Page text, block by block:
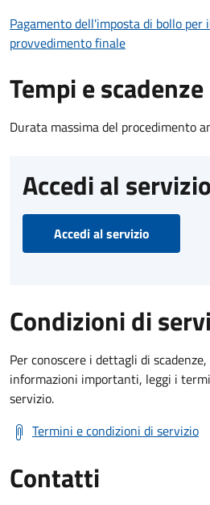
Pagamento dell'imposta di bollo per
provvedimento finale
Tempi e scadenze
Durata massima del procedimento
Accedi al servizio
Accedi al servizio
Condizioni di
Per conoscere i dettagli di
informazioni importanti, leggi i
servizio.
Termini e condizioni di servizio
Contatti